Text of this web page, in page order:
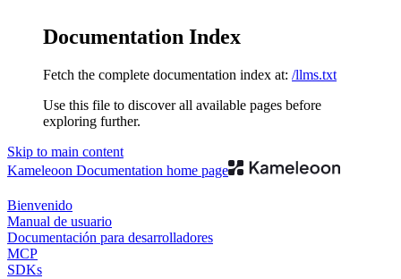
Documentation Index
Fetch the complete documentation index at: /llms.txt
Use this file to discover all available pages before
exploring further.
Skip to main content
Kameleoon Documentation home page
Bienvenido
Manual de usuario
Documentación para desarrolladores
MCP
SDKs